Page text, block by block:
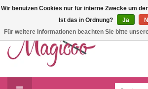
Wir haben Betriebsferien, daher können
bestellen.
Wir benutzen Cookies nur für interne Zwecke um
Ist das in Ordnung?
Ja
Für weitere Informationen beachten Sie bitte